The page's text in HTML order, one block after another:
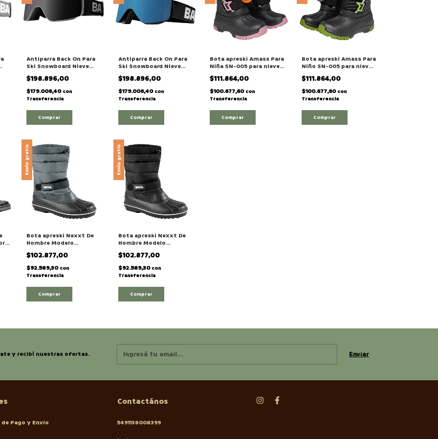
Antiparra Back On Para
Ski Snowboard Nieve
Con Lente
Intercambiable Modelo
"MOUNTAIN"
$198.896,00
$179.006,40 con
Transferencia
Antiparra Back On Para
Ski Snowboard Nieve
Con Lente
Intercambiable Modelo
"BUSINESS"
$198.896,00
$179.006,40 con
Transferencia
Bota apreski Amass Para
Niña SN-005 para nieve /
montaña
$111.864,00
$100.677,60 con
Transferencia
Comprar
Bota apreski Amass Para
Niño SN-005 para nieve /
montaña
$111.864,00
$100.677,60 con
Transferencia
Comprar
Envío gratis
Bota apreski Nexxt De
Hombre Modelo
"Quebec" para nieve /
montaña
$102.877,00
$92.589,30 con
Transferencia
Comprar
Envío gratis
Bota apreski Nexxt De
Hombre Modelo
"Quebec" para nieve /
montaña
$102.877,00
$92.589,30 con
Transferencia
Comprar
y recibí nuestras ofertas.
Pago y Envio
Contactános
5491138008399